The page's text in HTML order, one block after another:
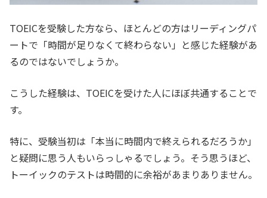
TOEICを受験した方なら、ほとんどの方はリーディングパ
ートで「時間が足りなくて終わらない」と感じた経験があ
るのではないでしょうか。
こうした経験は、TOEICを受けた人にほぼ共通することで
す。
特に、受験当初は「本当に時間内で終えられるだろうか」
と疑問に思う人もいらっしゃるでしょう。そう思うほど、
トーイックのテストは時間的に余裕があまりありません。